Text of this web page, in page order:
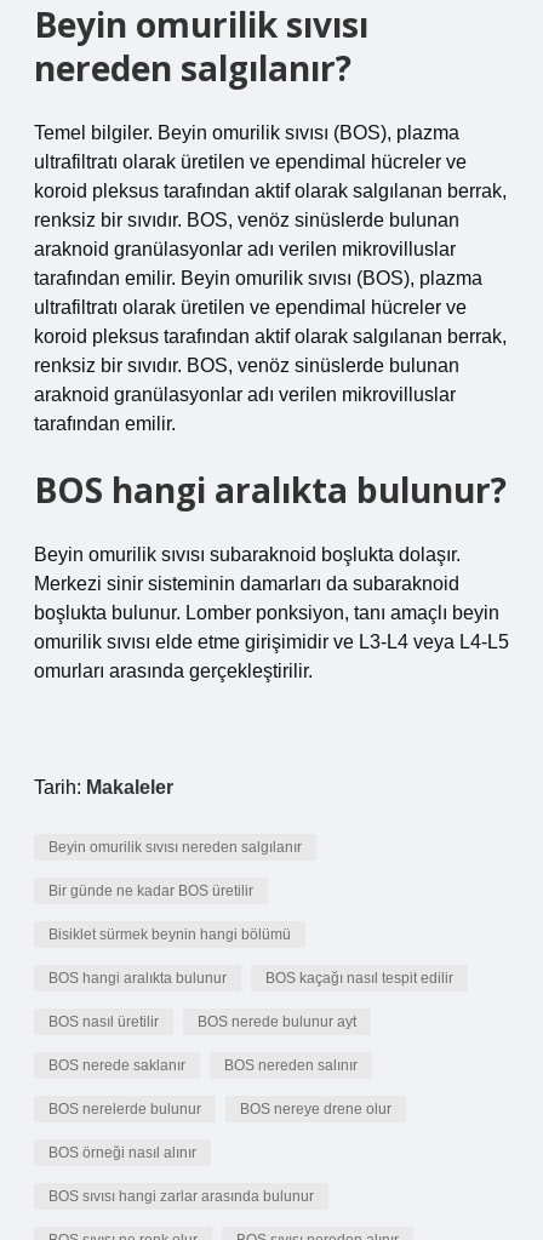
Beyin omurilik sıvısı
nereden salgılanır?
Temel bilgiler. Beyin omurilik sıvısı (BOS), plazma
ultrafiltratı olarak üretilen ve ependimal hücreler ve
koroid pleksus tarafından aktif olarak salgılanan berrak,
renksiz bir sıvıdır. BOS, venöz sinüslerde bulunan
araknoid granülasyonlar adı verilen mikrovilluslar
tarafından emilir. Beyin omurilik sıvısı (BOS), plazma
ultrafiltratı olarak üretilen ve ependimal hücreler ve
koroid pleksus tarafından aktif olarak salgılanan berrak,
renksiz bir sıvıdır. BOS, venöz sinüslerde bulunan
araknoid granülasyonlar adı verilen mikrovilluslar
tarafından emilir.
BOS hangi aralıkta bulunur?
Beyin omurilik sıvısı subaraknoid boşlukta dolaşır.
Merkezi sinir sisteminin damarları da subaraknoid
boşlukta bulunur. Lomber ponksiyon, tanı amaçlı beyin
omurilik sıvısı elde etme girişimidir ve L3-L4 veya L4-L5
omurları arasında gerçekleştirilir.
Tarih: Makaleler
Beyin omurilik sıvısı nereden salgılanır
Bir günde ne kadar BOS üretilir
Bisiklet sürmek beynin hangi bölümü
BOS hangi aralıkta bulunur BOS kaçağı nasıl tespit edilir
BOS nasıl üretilir BOS nerede bulunur ayt
BOS nerede saklanır BOS nereden salınır
BOS nerelerde bulunur BOS nereye drene olur
BOS örneği nasıl alınır
BOS sıvısı hangi zarlar arasında bulunur